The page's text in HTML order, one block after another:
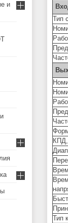
Тип
Тип
и